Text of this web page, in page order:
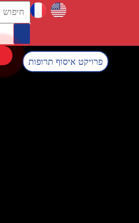
פרויקט איסוף תרופות